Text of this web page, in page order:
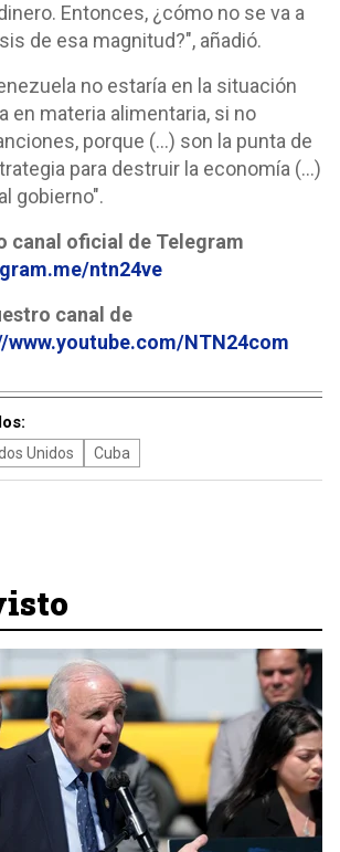
Entonces, ¿cómo no se va a
de esa magnitud?", añadió.
no estaría en la situación
en materia alimentaria, si no
porque (...) son la punta de
para destruir la economía (...)
gobierno".
canal oficial de Telegram
ntn24ve
canal de
www.youtube.com/NTN24com
Unidos Cuba